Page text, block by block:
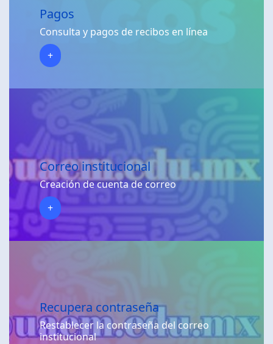
Pagos
Consulta y pagos de recibos en línea
+
Correo institucional
Creación de cuenta de correo
+
Recupera contraseña
Restablecer la contraseña del correo
institucional